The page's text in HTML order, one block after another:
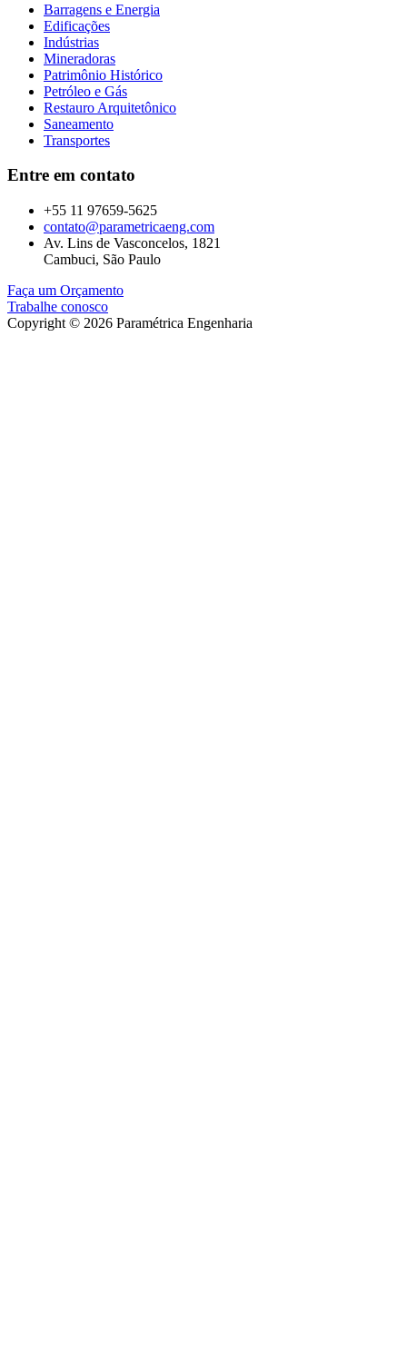
Barragens e Energia
Edificações
Indústrias
Mineradoras
Patrimônio Histórico
Petróleo e Gás
Restauro Arquitetônico
Saneamento
Transportes
Entre em contato
+55 11 97659-5625
contato@parametricaeng.com
Av. Lins de Vasconcelos, 1821
Cambuci, São Paulo
Faça um Orçamento
Trabalhe conosco
Copyright © 2026 Paramétrica Engenharia